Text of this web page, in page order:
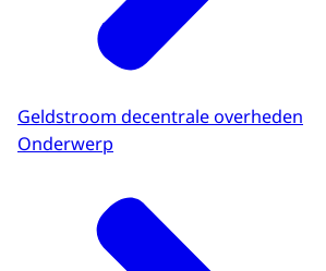
Geldstroom decentrale overheden
Onderwerp